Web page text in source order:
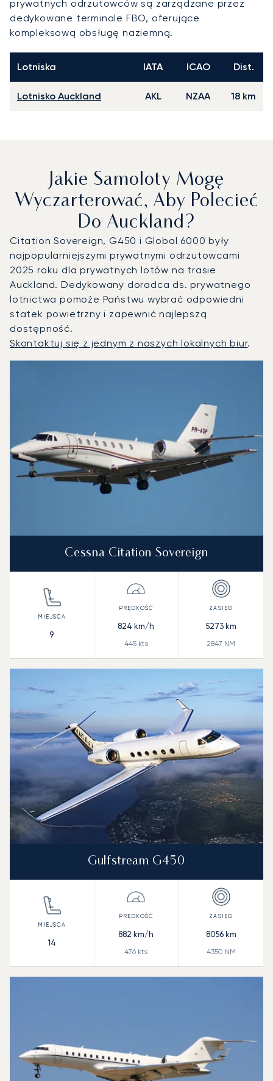
prywatnych odrzutowców są zarządzane przez
dedykowane terminale FBO, oferujące
kompleksową obsługę naziemną.
Lotniska IATA ICAO Dist.
Lotnisko Auckland AKL NZAA 18 km
Jakie Samoloty Mogę
Wyczarterować, Aby Polecieć
Do Auckland?
Citation Sovereign, G450 i Global 6000 były
najpopularniejszymi prywatnymi odrzutowcami
2025 roku dla prywatnych lotów na trasie
Auckland. Dedykowany doradca ds. prywatnego
lotnictwa pomoże Państwu wybrać odpowiedni
statek powietrzny i zapewnić najlepszą
dostępność.
Skontaktuj się z jednym z naszych lokalnych biur.
Cessna Citation Sovereign
9
824 km/h
445kts
5273km
2847 NM
Gulfstream G450
14
882 km/h
476 kts
8056km
4350 NM